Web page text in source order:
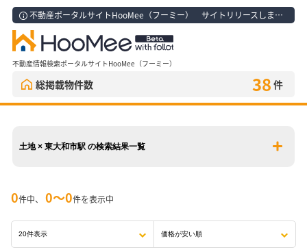
不動産ポータルサイトHooMee（フーミー） サイトリリースしました！
不動産情報検索ポータルサイトHooMee（フーミー）
総掲載物件数 38 件
土地 × 東大和市駅 の検索結果一覧
0件中、 0〜0件を表示中